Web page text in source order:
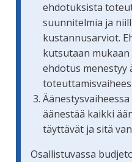
ehdotuksista
suunnitelmia ja
kustannusarviot.
kutsutaan
ehdotus menestyy
äänestää kaikki
täyttävät ja sitä
Osallistuvassa